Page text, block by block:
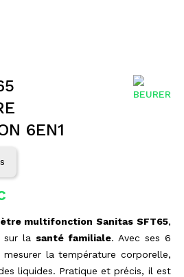
6EN1
multifonction Sanitas SFT65,
sur la santé familiale. Avec ses 6
la température corporelle,
liquides. Pratique et précis, il est